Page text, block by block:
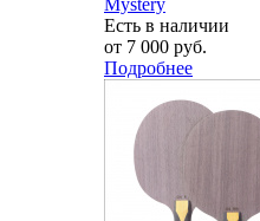
Есть в наличии
от 7 000 руб.
Подробнее